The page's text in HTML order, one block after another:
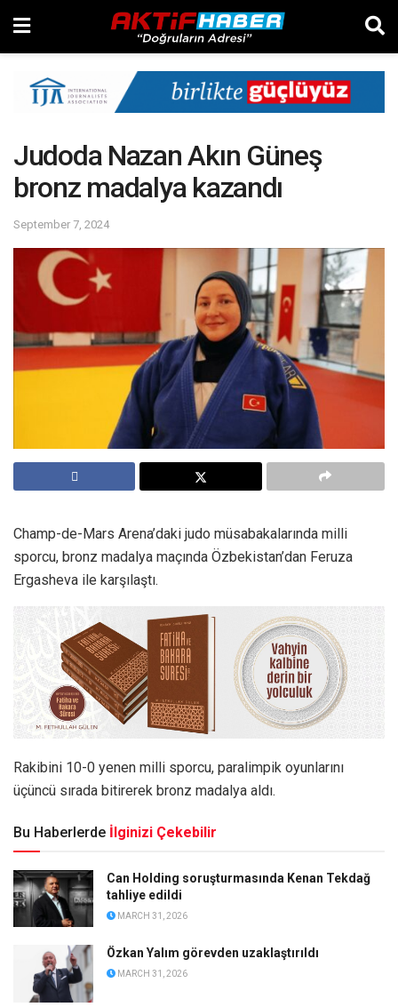
Judoda Nazan Akın Güneş
bronz madalya kazandı
September 7, 2024
Champ-de-Mars Arena’daki judo müsabakalarında milli
sporcu, bronz madalya maçında Özbekistan’dan Feruza
Ergasheva ile karşılaştı.
Rakibini 10-0 yenen milli sporcu, paralimpik oyunlarını
üçüncü sırada bitirerek bronz madalya aldı.
Bu Haberlerde İlginizi Çekebilir
Can Holding soruşturmasında Kenan Tekdağ
tahliye edildi
MARCH 31, 2026
Özkan Yalım görevden uzaklaştırıldı
MARCH 31, 2026